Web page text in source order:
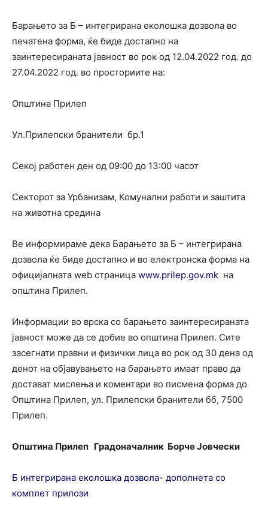
Барањето за Б – интегрирана еколошка дозвола во
печатена форма, ќе биде достапно на
заинтересираната јавност во рок од 12.04.2022 год. до
27.04.2022 год. во просториите на:
Општина Прилеп
Ул.Прилепски бранители бр.1
Секој работен ден од 09:00 до 13:00 часот
Секторот за Урбанизам, Комунални работи и заштита
на животна средина
Ве информираме дека Барањето за Б – интегрирана
дозвола ќе биде достапно и во електронска форма на
официјалната web страница www.prilep.gov.mk на
општина Прилеп.
Информации во врска со барањето заинтересираната
јавност може да се добие во општина Прилеп. Сите
засегнати правни и физички лица во рок од 30 дена од
денот на објавувањето на барањето имаат право да
достават мислења и коментари во писмена форма до
Општина Прилеп, ул. Прилепски бранители бб, 7500
Прилеп.
Општина Прилеп Градоначалник Борче Јовчески
Б интегрирана еколошка дозвола- дополнета со
комплет прилози